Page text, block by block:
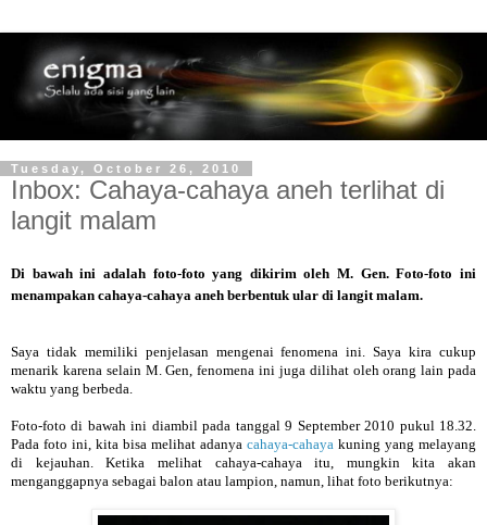
Tuesday, October 26, 2010
Inbox: Cahaya-cahaya aneh terlihat di
langit malam
Di bawah ini adalah foto-foto yang dikirim oleh M. Gen. Foto-foto ini
menampakan cahaya-cahaya aneh berbentuk ular di langit malam.
Saya tidak memiliki penjelasan mengenai fenomena ini. Saya kira cukup
menarik karena selain M. Gen, fenomena ini juga dilihat oleh orang lain pada
waktu yang berbeda.
Foto-foto di bawah ini diambil pada tanggal 9 September 2010 pukul 18.32.
Pada foto ini, kita bisa melihat adanya cahaya-cahaya kuning yang melayang
di kejauhan. Ketika melihat cahaya-cahaya itu, mungkin kita akan
menganggapnya sebagai balon atau lampion, namun, lihat foto berikutnya: